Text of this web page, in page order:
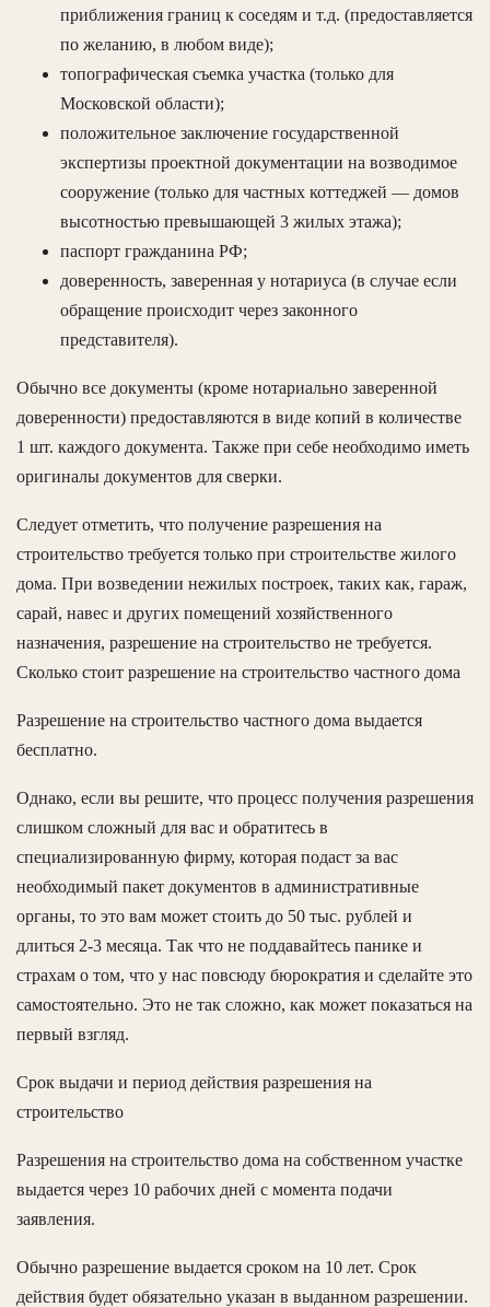
приближения границ к соседям и т.д. (предоставляется
по желанию, в любом виде);
топографическая съемка участка (только для
Московской области);
положительное заключение государственной
экспертизы проектной документации на возводимое
сооружение (только для частных коттеджей — домов
высотностью превышающей 3 жилых этажа);
паспорт гражданина РФ;
доверенность, заверенная у нотариуса (в случае если
обращение происходит через законного
представителя).
Обычно все документы (кроме нотариально заверенной
доверенности) предоставляются в виде копий в количестве
1 шт. каждого документа. Также при себе необходимо иметь
оригиналы документов для сверки.
Следует отметить, что получение разрешения на
строительство требуется только при строительстве жилого
дома. При возведении нежилых построек, таких как, гараж,
сарай, навес и других помещений хозяйственного
назначения, разрешение на строительство не требуется.
Сколько стоит разрешение на строительство частного дома
Разрешение на строительство частного дома выдается
бесплатно.
Однако, если вы решите, что процесс получения разрешения
слишком сложный для вас и обратитесь в
специализированную фирму, которая подаст за вас
необходимый пакет документов в административные
органы, то это вам может стоить до 50 тыс. рублей и
длиться 2-3 месяца. Так что не поддавайтесь панике и
страхам о том, что у нас повсюду бюрократия и сделайте это
самостоятельно. Это не так сложно, как может показаться на
первый взгляд.
Срок выдачи и период действия разрешения на
строительство
Разрешения на строительство дома на собственном участке
выдается через 10 рабочих дней с момента подачи
заявления.
Обычно разрешение выдается сроком на 10 лет. Срок
действия будет обязательно указан в выданном разрешении.